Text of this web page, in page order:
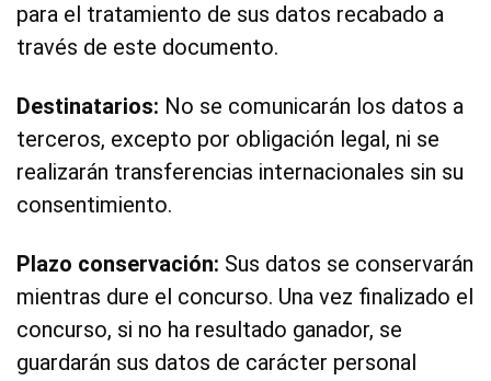
para el tratamiento de sus datos recabado a
través de este documento.
Destinatarios: No se comunicarán los datos a
terceros, excepto por obligación legal, ni se
realizarán transferencias internacionales sin su
consentimiento.
Plazo conservación: Sus datos se conservarán
mientras dure el concurso. Una vez finalizado el
concurso, si no ha resultado ganador, se
guardarán sus datos de carácter personal